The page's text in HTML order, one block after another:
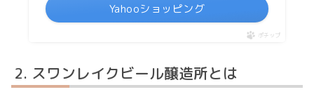
Yahooショッピング
ポチップ
スワンレイクビール醸造所とは